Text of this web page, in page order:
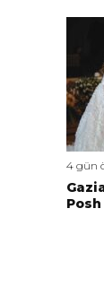
4 gün